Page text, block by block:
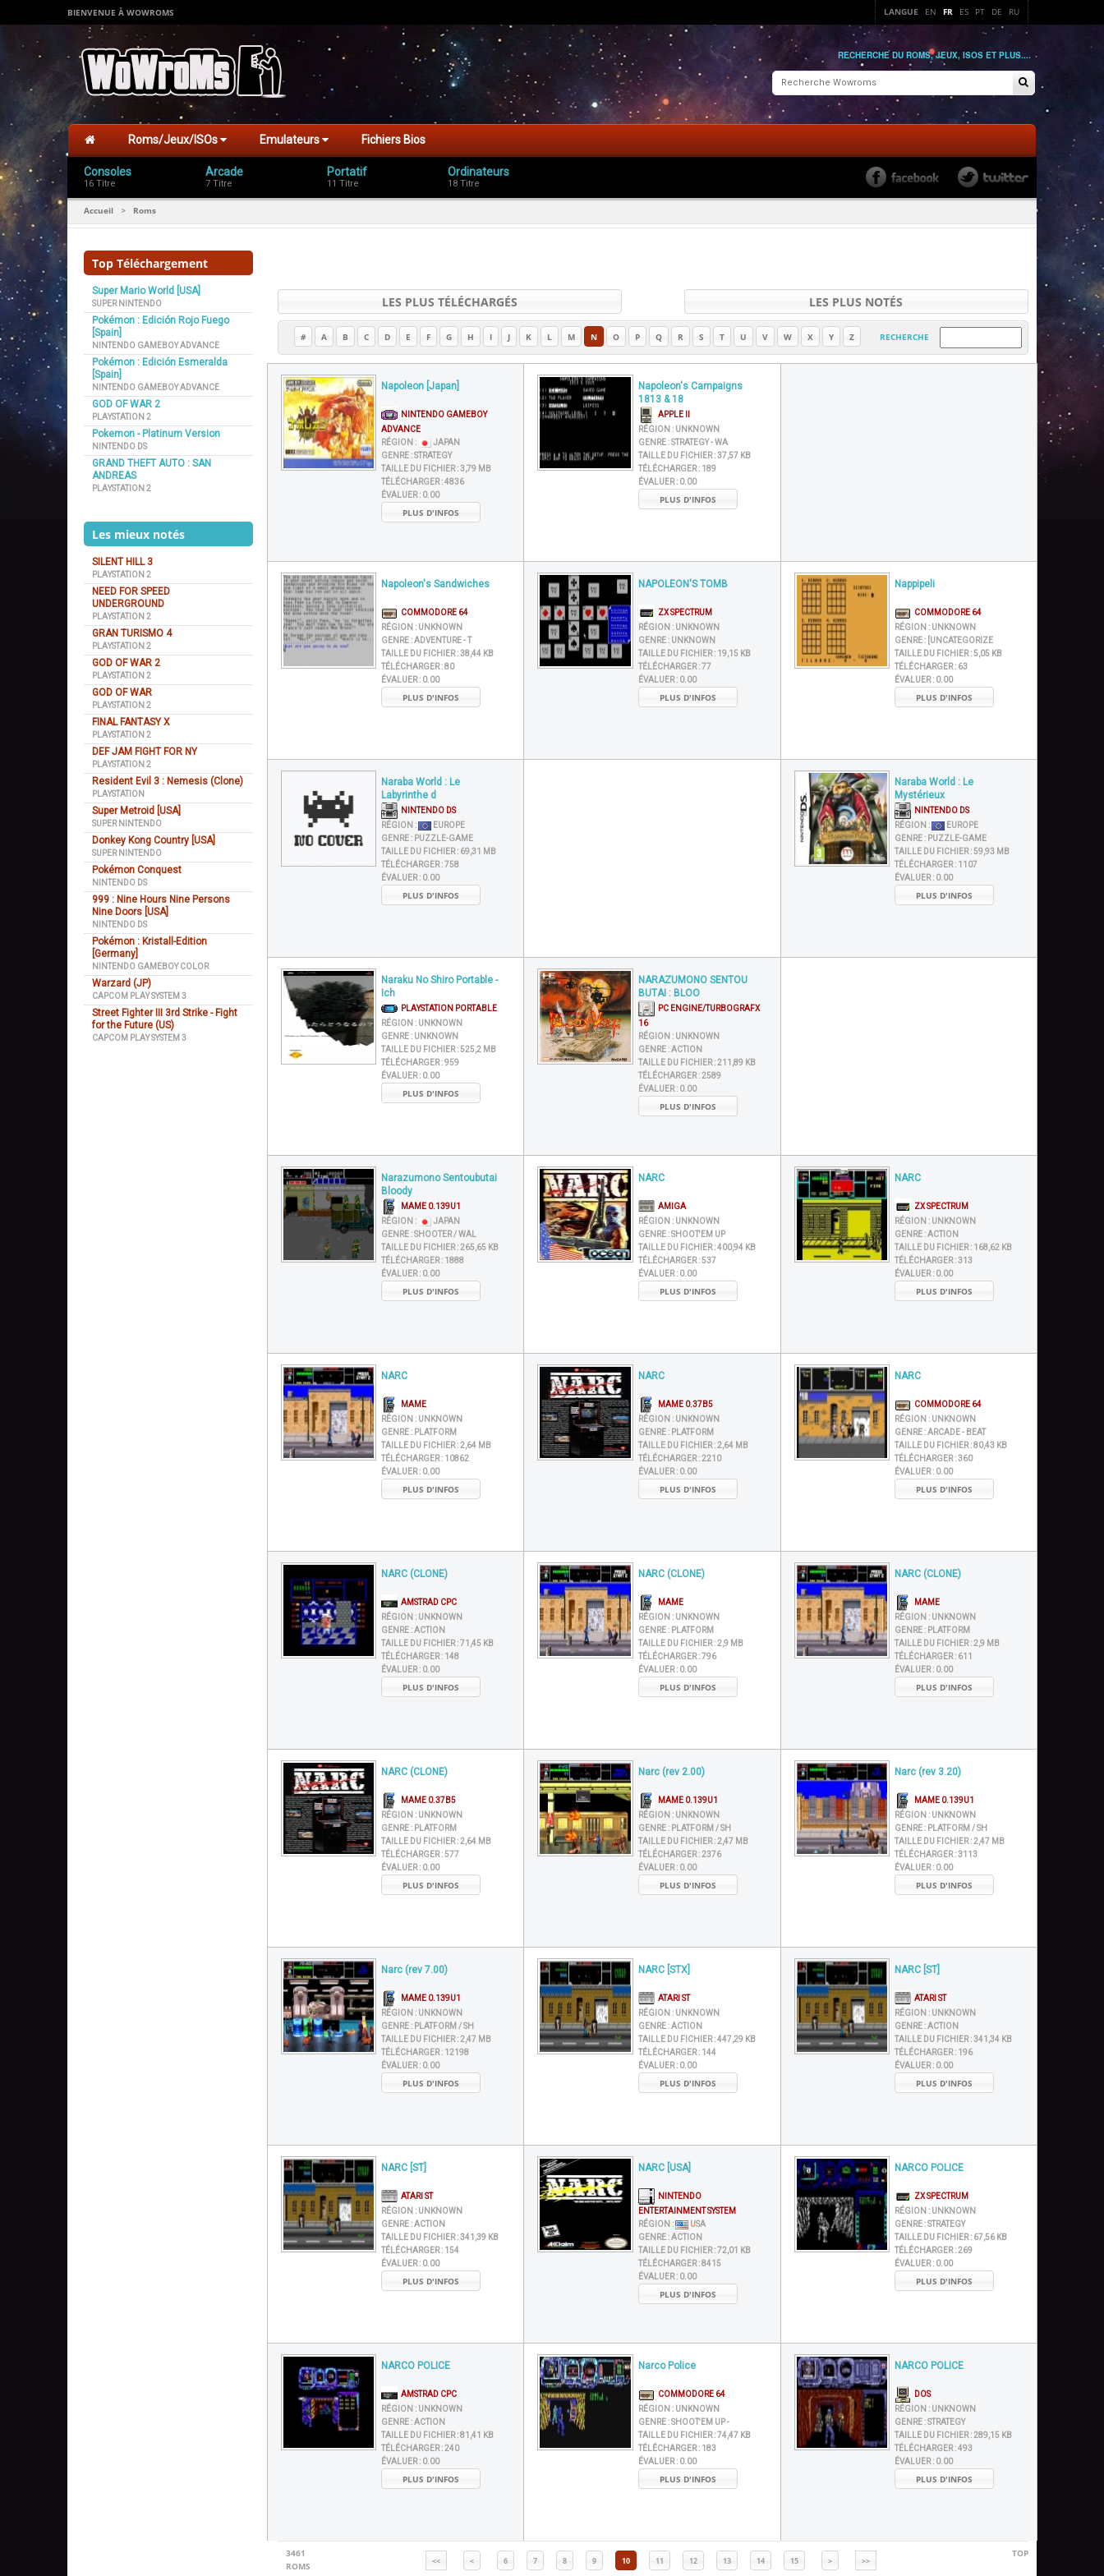
BIENVENUE À WOWROMS LANGUE EN FR ES PT DE RU
RECHERCHE DU ROMS, JEUX, ISOS ET PLUS....
Roms/Jeux/ISOs Emulateurs Fichiers Bios
Consoles
16 Titre
Arcade
7 Titre
Portatif
11 Titre
Ordinateurs
18 Titre
Accueil > Roms
Top Téléchargement
Super Mario World [USA]
SUPER NINTENDO
Pokémon : Edición Rojo Fuego
[Spain]
NINTENDO GAMEBOY ADVANCE
Pokémon : Edición Esmeralda
[Spain]
NINTENDO GAMEBOY ADVANCE
GOD OF WAR 2
PLAYSTATION 2
Pokemon - Platinum Version
NINTENDO DS
GRAND THEFT AUTO : SAN
ANDREAS
PLAYSTATION 2
Les mieux notés
SILENT HILL 3
PLAYSTATION 2
NEED FOR SPEED
UNDERGROUND
PLAYSTATION 2
GRAN TURISMO 4
PLAYSTATION 2
GOD OF WAR 2
PLAYSTATION 2
GOD OF WAR
PLAYSTATION 2
FINAL FANTASY X
PLAYSTATION 2
DEF JAM FIGHT FOR NY
PLAYSTATION 2
Resident Evil 3 : Nemesis (Clone)
PLAYSTATION
Super Metroid [USA]
SUPER NINTENDO
Donkey Kong Country [USA]
SUPER NINTENDO
Pokémon Conquest
NINTENDO DS
999 : Nine Hours Nine Persons
Nine Doors [USA]
NINTENDO DS
Pokémon : Kristall-Edition
[Germany]
NINTENDO GAMEBOY COLOR
Warzard (JP)
CAPCOM PLAY SYSTEM 3
Street Fighter III 3rd Strike - Fight
for the Future (US)
CAPCOM PLAY SYSTEM 3
LES PLUS TÉLÉCHARGÉS LES PLUS NOTÉS
# A B C D E F G H I J K L M N O P Q R S T U V W X Y Z RECHERCHE
Napoleon [Japan]
NINTENDO GAMEBOY
ADVANCE
RÉGION :
JAPAN
GENRE :STRATEGY
TAILLE DU FICHIER :3,79 MB
TÉLÉCHARGER :4836
ÉVALUER : 0.00
PLUS D'INFOS
Napoleon's Campaigns
1813 & 18
APPLE II
RÉGION : UNKNOWN
GENRE :STRATEGY - WA
TAILLE DU FICHIER :37,57 KB
TÉLÉCHARGER : 189
ÉVALUER : 0.00
PLUS D'INFOS
Napoleon's Sandwiches
COMMODORE 64
RÉGION : UNKNOWN
GENRE :ADVENTURE - T
TAILLE DU FICHIER :38,44 KB
TÉLÉCHARGER :80
ÉVALUER : 0.00
PLUS D'INFOS
NAPOLEON'S TOMB
ZX SPECTRUM
RÉGION : UNKNOWN
GENRE : UNKNOWN
TAILLE DU FICHIER : 19,15 KB
TÉLÉCHARGER :77
ÉVALUER : 0.00
PLUS D'INFOS
Nappipeli
COMMODORE 64
RÉGION : UNKNOWN
GENRE : [UNCATEGORIZE
TAILLE DU FICHIER :5,05 KB
TÉLÉCHARGER : 63
ÉVALUER : 0.00
PLUS D'INFOS
Naraba World : Le
Labyrinthe d
NINTENDO DS
RÉGION :
EUROPE
GENRE : PUZZLE-GAME
TAILLE DU FICHIER : 69,31 MB
TÉLÉCHARGER :758
ÉVALUER : 0.00
PLUS D'INFOS
Naraba World : Le
Mystérieux
NINTENDO DS
RÉGION :
EUROPE
GENRE : PUZZLE-GAME
TAILLE DU FICHIER :59,93 MB
TÉLÉCHARGER : 1107
ÉVALUER : 0.00
PLUS D'INFOS
Naraku No Shiro Portable -
Ich
PLAYSTATION PORTABLE
RÉGION : UNKNOWN
GENRE : UNKNOWN
TAILLE DU FICHIER :525,2 MB
TÉLÉCHARGER :959
ÉVALUER : 0.00
PLUS D'INFOS
NARAZUMONO SENTOU
BUTAI : BLOO
PC ENGINE/TURBOGRAFX
16
RÉGION : UNKNOWN
GENRE :ACTION
TAILLE DU FICHIER :211,89 KB
TÉLÉCHARGER :2589
ÉVALUER : 0.00
PLUS D'INFOS
Narazumono Sentoubutai
Bloody
MAME 0.139U1
RÉGION :
JAPAN
GENRE :SHOOTER / WAL
TAILLE DU FICHIER :265,65 KB
TÉLÉCHARGER : 1888
ÉVALUER : 0.00
PLUS D'INFOS
NARC
AMIGA
RÉGION : UNKNOWN
GENRE :SHOOT'EM UP
TAILLE DU FICHIER :400,94 KB
TÉLÉCHARGER :537
ÉVALUER : 0.00
PLUS D'INFOS
NARC
ZX SPECTRUM
RÉGION : UNKNOWN
GENRE :ACTION
TAILLE DU FICHIER : 168,62 KB
TÉLÉCHARGER :313
ÉVALUER : 0.00
PLUS D'INFOS
NARC
MAME
RÉGION : UNKNOWN
GENRE : PLATFORM
TAILLE DU FICHIER :2,64 MB
TÉLÉCHARGER : 10862
ÉVALUER : 0.00
PLUS D'INFOS
NARC
MAME 0.37B5
RÉGION : UNKNOWN
GENRE : PLATFORM
TAILLE DU FICHIER :2,64 MB
TÉLÉCHARGER :2210
ÉVALUER : 0.00
PLUS D'INFOS
NARC
COMMODORE 64
RÉGION : UNKNOWN
GENRE :ARCADE - BEAT
TAILLE DU FICHIER :80,43 KB
TÉLÉCHARGER :360
ÉVALUER : 0.00
PLUS D'INFOS
NARC (CLONE)
AMSTRAD CPC
RÉGION : UNKNOWN
GENRE :ACTION
TAILLE DU FICHIER :71,45 KB
TÉLÉCHARGER : 148
ÉVALUER : 0.00
PLUS D'INFOS
NARC (CLONE)
MAME
RÉGION : UNKNOWN
GENRE : PLATFORM
TAILLE DU FICHIER :2,9 MB
TÉLÉCHARGER :796
ÉVALUER : 0.00
PLUS D'INFOS
NARC (CLONE)
MAME
RÉGION : UNKNOWN
GENRE : PLATFORM
TAILLE DU FICHIER :2,9 MB
TÉLÉCHARGER : 611
ÉVALUER : 0.00
PLUS D'INFOS
NARC (CLONE)
MAME 0.37B5
RÉGION : UNKNOWN
GENRE : PLATFORM
TAILLE DU FICHIER :2,64 MB
TÉLÉCHARGER :577
ÉVALUER : 0.00
PLUS D'INFOS
Narc (rev 2.00)
MAME 0.139U1
RÉGION : UNKNOWN
GENRE : PLATFORM / SH
TAILLE DU FICHIER :2,47 MB
TÉLÉCHARGER :2376
ÉVALUER : 0.00
PLUS D'INFOS
Narc (rev 3.20)
MAME 0.139U1
RÉGION : UNKNOWN
GENRE : PLATFORM / SH
TAILLE DU FICHIER :2,47 MB
TÉLÉCHARGER :3113
ÉVALUER : 0.00
PLUS D'INFOS
Narc (rev 7.00)
MAME 0.139U1
RÉGION : UNKNOWN
GENRE : PLATFORM / SH
TAILLE DU FICHIER :2,47 MB
TÉLÉCHARGER : 12198
ÉVALUER : 0.00
PLUS D'INFOS
NARC [STX]
ATARI ST
RÉGION : UNKNOWN
GENRE :ACTION
TAILLE DU FICHIER :447,29 KB
TÉLÉCHARGER : 144
ÉVALUER : 0.00
PLUS D'INFOS
NARC [ST]
ATARI ST
RÉGION : UNKNOWN
GENRE :ACTION
TAILLE DU FICHIER :341,34 KB
TÉLÉCHARGER : 196
ÉVALUER : 0.00
PLUS D'INFOS
NARC [ST]
ATARI ST
RÉGION : UNKNOWN
GENRE :ACTION
TAILLE DU FICHIER :341,39 KB
TÉLÉCHARGER : 154
ÉVALUER : 0.00
PLUS D'INFOS
NARC [USA]
NINTENDO
ENTERTAINMENT SYSTEM
RÉGION :
USA
GENRE :ACTION
TAILLE DU FICHIER :72,01 KB
TÉLÉCHARGER :8415
ÉVALUER : 0.00
PLUS D'INFOS
NARCO POLICE
ZX SPECTRUM
RÉGION : UNKNOWN
GENRE :STRATEGY
TAILLE DU FICHIER : 67,56 KB
TÉLÉCHARGER :269
ÉVALUER : 0.00
PLUS D'INFOS
NARCO POLICE
AMSTRAD CPC
RÉGION : UNKNOWN
GENRE :ACTION
TAILLE DU FICHIER :81,41 KB
TÉLÉCHARGER :240
ÉVALUER : 0.00
PLUS D'INFOS
Narco Police
COMMODORE 64
RÉGION : UNKNOWN
GENRE :SHOOT'EM UP -
TAILLE DU FICHIER :74,47 KB
TÉLÉCHARGER : 183
ÉVALUER : 0.00
PLUS D'INFOS
NARCO POLICE
DOS
RÉGION : UNKNOWN
GENRE :STRATEGY
TAILLE DU FICHIER :289,15 KB
TÉLÉCHARGER :493
ÉVALUER : 0.00
PLUS D'INFOS
3461
ROMS
<< < 6 7 8 9 10 11 12 13 14 15 > >>
TOP